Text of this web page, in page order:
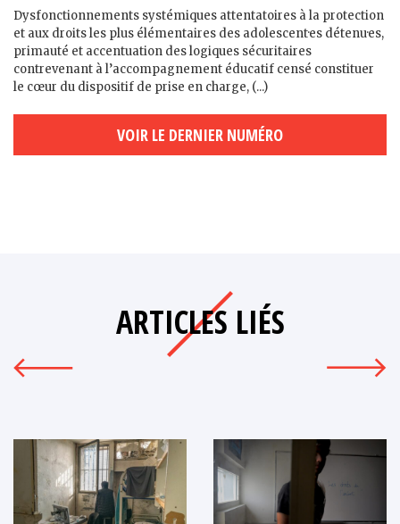
Dysfonctionnements systémiques attentatoires à la protection
et aux droits les plus élémentaires des adolescent·es détenu·es,
primauté et accentuation des logiques sécuritaires
contrevenant à l’accompagnement éducatif censé constituer
le cœur du dispositif de prise en charge, (...)
VOIR LE DERNIER NUMÉRO
ARTICLES LIÉS